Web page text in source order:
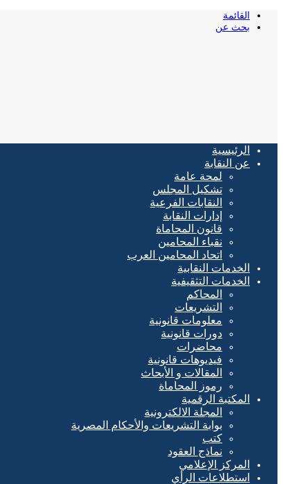
القائمة
بحث عن
الرئيسية
عن النقابة
لمحة عامة
تشكيل المجلس
النقابات الفرعية
إدارات النقابة
قانون المحاماة
نقباء المحامين
اتحاد المحامين العرب
الخدمات النقابية
الخدمات التثقيفية
المحاكم
التشريعات
معلومات قانونية
دورات قانونية
محاضرات
فيديوهات قانونية
المقالات و الأبحاث
رموز المحاماة
المكتبة الرقمية
المجلة الالكترونية
بوابة التشريعات والأحكام المصرية
كتب
نماذج العقود
المركز الإعلامي
استطلاعات الرأي